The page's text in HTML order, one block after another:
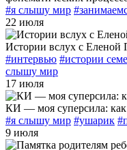
#я слышу мир
22 июля
Истории вслух с
#интервью #истории
слышу мир
17 июля
КИ — моя суперсила: как
#я слышу мир #ушарик
9 июля